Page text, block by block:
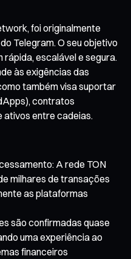
foi originalmente
Telegram. O seu objetivo
escalável e segura.
às exigências das
também visa suportar
contratos
ativos entre cadeias.
A rede TON
milhares de transações
as plataformas
são confirmadas quase
uma experiência ao
financeiros